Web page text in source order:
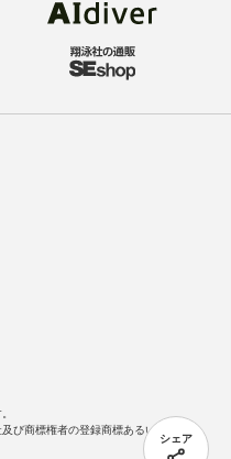
シェア
び商標権者の登録商標あるいは商標で